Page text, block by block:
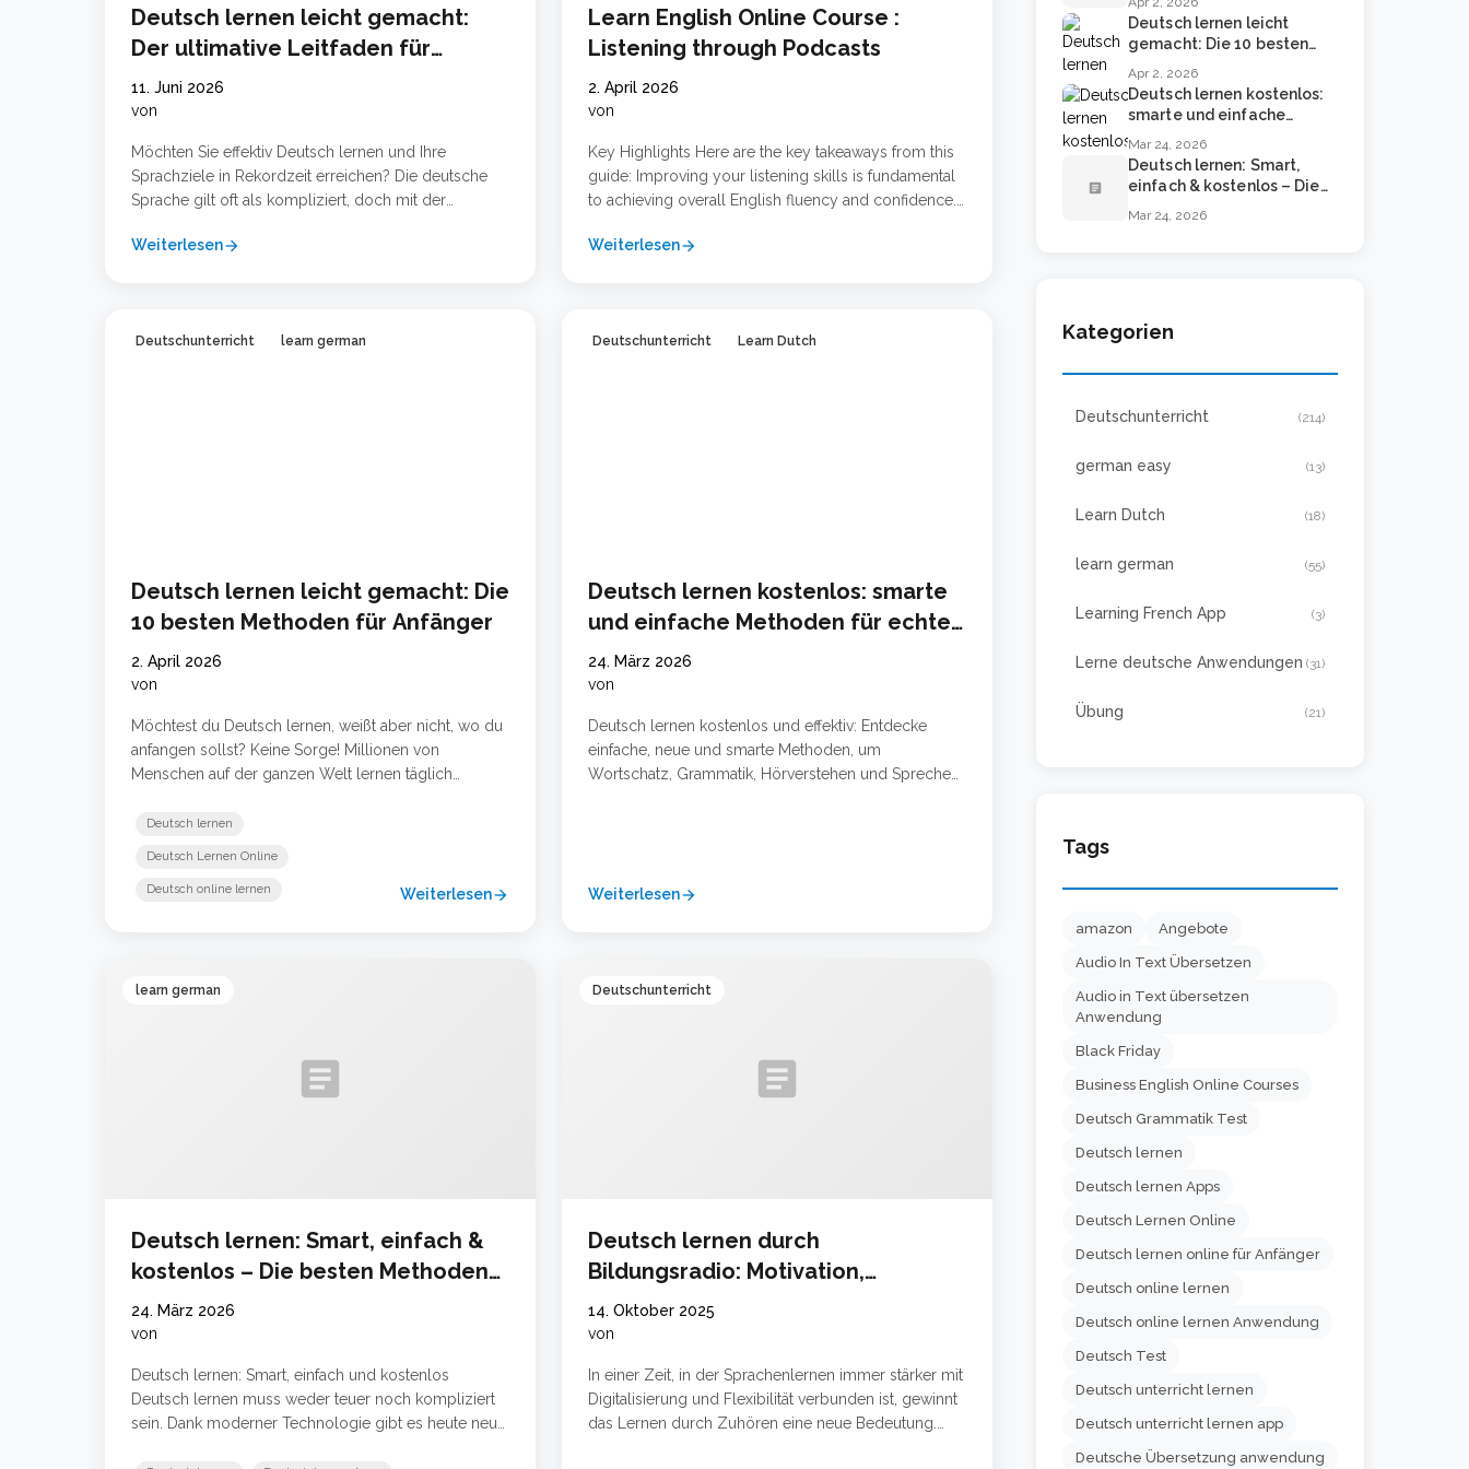
Deutsch lernen leicht gemacht:
Der ultimative Leitfaden für
schnellen Erfolg
11. Juni 2026
von
Möchten Sie effektiv Deutsch lernen und Ihre
Sprachziele in Rekordzeit erreichen? Die deutsche
Sprache gilt oft als kompliziert, doch mit der
ist der Erfolg garantiert. Egal, ob Sie Anfänger auf
Weiterlesenarrow_forward
Learn English Online Course :
Listening through Podcasts
2. April 2026
von
Key Highlights Here are the key takeaways from this
guide: Improving your listening skills is fundamental
to achieving overall English fluency and confidence.
make language learning flexible and engaging. You
Weiterlesenarrow_forward
Deutschunterricht learn german
Deutsch lernen leicht gemacht: Die
10 besten Methoden für Anfänger
2. April 2026
von
Möchtest du Deutsch lernen, weißt aber nicht, wo du
anfangen sollst? Keine Sorge! Millionen von
Menschen auf der ganzen Welt lernen täglich
Monaten auf ein beeindruckendes Niveau gebracht. In
Deutsch lernen
Deutsch Lernen Online
Deutsch online lernen Weiterlesenarrow_forward
Deutschunterricht Learn Dutch
Deutsch lernen kostenlos: smarte
und einfache Methoden für echte
Fortschritte
24. März 2026
von
Deutsch lernen kostenlos und effektiv: Entdecke
einfache, neue und smarte Methoden, um
Wortschatz, Grammatik, Hörverstehen und Sprechen
und viele gedruckte Lehrbücher. Heute stehen …
Weiterlesenarrow_forward
article
learn german
Deutsch lernen: Smart, einfach &
kostenlos – Die besten Methoden
2024
24. März 2026
von
Deutsch lernen: Smart, einfach und kostenlos
Deutsch lernen muss weder teuer noch kompliziert
sein. Dank moderner Technologie gibt es heute neue,
article
Deutschunterricht
Deutsch lernen durch
Bildungsradio: Motivation,
Hörverstehen und digitale
Chancen
14. Oktober 2025
von
In einer Zeit, in der Sprachenlernen immer stärker mit
Digitalisierung und Flexibilität verbunden ist, gewinnt
das Lernen durch Zuhören eine neue Bedeutung.
Deutsch lernen leicht
gemacht: Die 10 besten
Apr 2, 2026
Deutsch lernen kostenlos:
smarte und einfache
Fortschritte
Mar 24, 2026
article
Deutsch lernen: Smart,
einfach & kostenlos – Die
Mar 24, 2026
Kategorien
Deutschunterricht (214)
german easy (13)
Learn Dutch (18)
learn german (55)
Learning French App (3)
Lerne deutsche Anwendungen (31)
Übung (21)
Tags
amazon Angebote
Audio In Text Übersetzen
Audio in Text übersetzen
Anwendung
Black Friday
Business English Online Courses
Deutsch Grammatik Test
Deutsch lernen
Deutsch lernen Apps
Deutsch Lernen Online
Deutsch lernen online für Anfänger
Deutsch online lernen
Deutsch online lernen Anwendung
Deutsch Test
Deutsch unterricht lernen
Deutsch unterricht lernen app
Deutsche Übersetzung anwendung